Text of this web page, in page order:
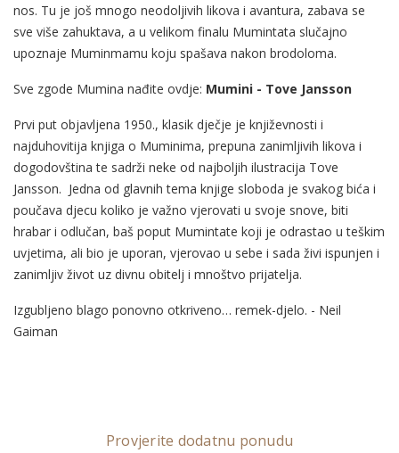
nos. Tu je još mnogo neodoljivih likova i avantura, zabava se
sve više zahuktava, a u velikom finalu Mumintata slučajno
upoznaje Muminmamu koju spašava nakon brodoloma.
Sve zgode Mumina nađite ovdje: Mumini - Tove Jansson
Prvi put objavljena 1950., klasik dječje je književnosti i
najduhovitija knjiga o Muminima, prepuna zanimljivih likova i
dogodovština te sadrži neke od najboljih ilustracija Tove
Jansson. Jedna od glavnih tema knjige sloboda je svakog bića i
poučava djecu koliko je važno vjerovati u svoje snove, biti
hrabar i odlučan, baš poput Mumintate koji je odrastao u teškim
uvjetima, ali bio je uporan, vjerovao u sebe i sada živi ispunjen i
zanimljiv život uz divnu obitelj i mnoštvo prijatelja.
Izgubljeno blago ponovno otkriveno… remek-djelo. - Neil
Gaiman
Provjerite dodatnu ponudu